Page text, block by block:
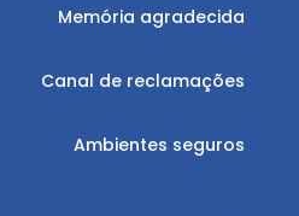
Memória agradecida
Canal de reclamações
Ambientes seguros